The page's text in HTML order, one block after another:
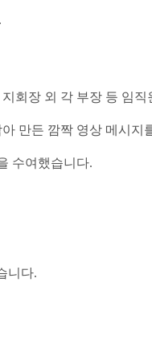
회장 외 각 부장 등 임직
만든 깜짝 영상 메시지
수여했습니다.
니다.